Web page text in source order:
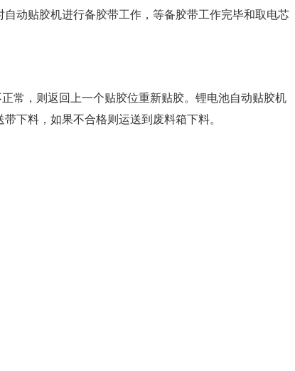
动贴胶机进行备胶带工作，等备胶带工作完毕和取电芯
常，则返回上一个贴胶位重新贴胶。锂电池自动贴胶机
下料，如果不合格则运送到废料箱下料。